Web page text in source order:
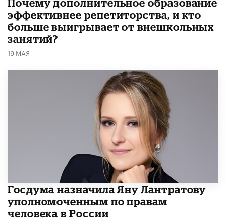
​Почему дополнительное образование
эффективнее репетиторства, и кто
больше выигрывает от внешкольных
занятий?
19 МАЯ
Госдума назначила Яну Лантратову
уполномоченным по правам
человека в России